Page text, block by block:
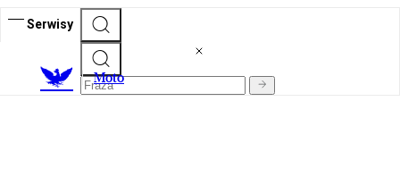
Serwisy
Moto